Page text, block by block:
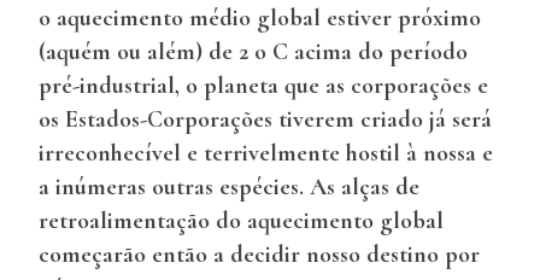
o aquecimento médio global estiver próximo
(aquém ou além) de 2 o C acima do período
pré-industrial, o planeta que as corporações e
os Estados-Corporações tiverem criado já será
irreconhecível e terrivelmente hostil à nossa e
a inúmeras outras espécies. As alças de
retroalimentação do aquecimento global
começarão então a decidir nosso destino por